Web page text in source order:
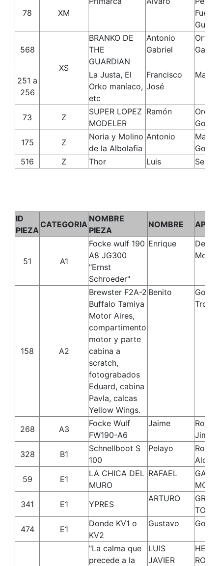
78 XM
Guerra
568
XS
BRANKO DE
THE
GUARDIAN
Antonio
Gabriel
251 a
256
La Justa, El
Orko maníaco,
etc
Francisco
José
Matos
73 Z
SUPER LOPEZ
MODELER
Ramón
175
Z
Noria y Molino
de la Albolafia
Antonio
Martín
516
Z Thor Luis
ID
PIEZA
CATEGORIA
NOMBRE
PIEZA
NOMBRE
51 A1
Focke wulf 190
A8 JG300
"Ernst
Schroeder"
Enrique
De
158 A2
Brewster F2A-2
Buffalo Tamiya
Motor Aires,
compartimento
motor y parte
cabina a
scratch,
fotograbados
Eduard, cabina
Pavla, calcas
Yellow Wings.
Benito
Troca
268 A3
Focke Wulf
FW190-A6
Jaime
328
B1
Schnellboot S
100
Pelayo
Alonso
59
E1
LA CHICA DEL
MURO
RAFAEL
341
E1 YPRES
ARTURO
474
E1
Donde KV1 o
KV2
Gustavo
"La calma que
precede a la
LUIS
JAVIER